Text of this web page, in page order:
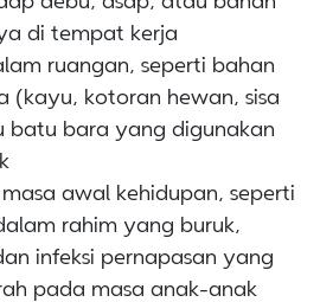
di tempat kerja
ruangan, seperti bahan
(kayu, kotoran hewan, sisa
batu bara yang digunakan
awal kehidupan, seperti
rahim yang buruk,
infeksi pernapasan yang
pada masa anak-anak